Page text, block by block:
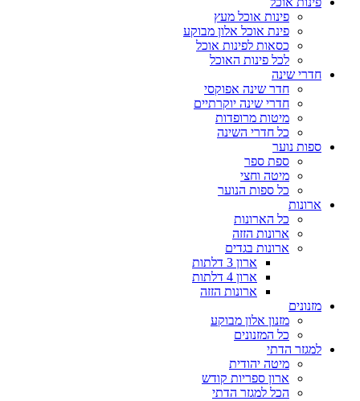
פינות אוכל מעץ
פינת אוכל אלון מבוקע
כסאות לפינות אוכל
לכל פינות האוכל
חדרי שינה
חדר שינה אפוקסי
חדרי שינה יוקרתיים
מיטות מרופדות
כל חדרי השינה
ספות נוער
ספת ספר
מיטה וחצי
כל ספות הנוער
ארונות
כל הארונות
ארונות הזזה
ארונות בגדים
ארון 3 דלתות
ארון 4 דלתות
ארונות הזזה
מזנונים
מזנון אלון מבוקע
כל המזנונים
למגזר הדתי
מיטה יהודית
ארון ספריות קודש
הכל למגזר הדתי